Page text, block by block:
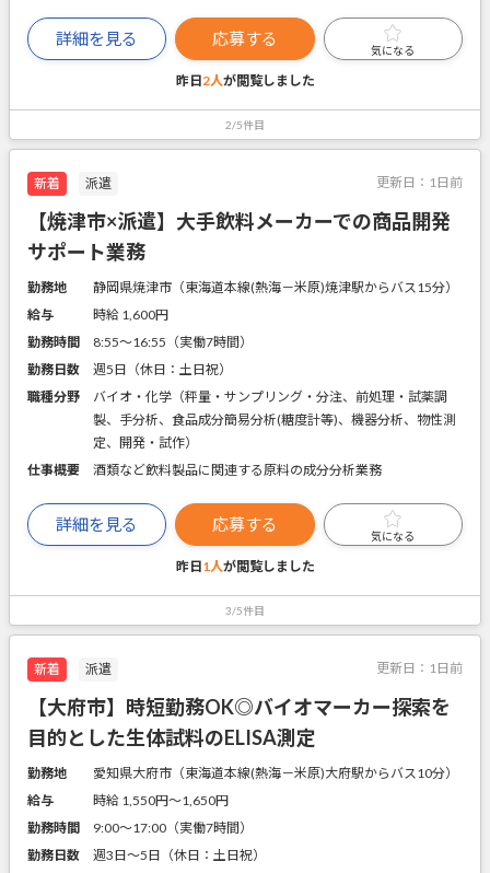
詳細を見る 応募する
気になる
昨日2人が閲覧しました
2/5件目
新着 派遣 更新日： 1日前
【焼津市×派遣】大手飲料メーカーでの商品開発
サポート業務
勤務地
静岡県焼津市（東海道本線(熱海－米原)焼津駅からバス15分）
給与
時給 1,600円
勤務時間
8:55～16:55（実働7時間）
勤務日数
週5日（休日：土日祝）
職種分野
バイオ・化学（秤量・サンプリング・分注、前処理・試薬調
製、手分析、食品成分簡易分析(糖度計等)、機器分析、物性測
定、開発・試作）
仕事概要
酒類など飲料製品に関連する原料の成分分析業務
詳細を見る 応募する
気になる
昨日1人が閲覧しました
3/5件目
新着 派遣 更新日： 1日前
【大府市】時短勤務OK◎バイオマーカー探索を
目的とした生体試料のELISA測定
勤務地
愛知県大府市（東海道本線(熱海－米原)大府駅からバス10分）
給与
時給 1,550円〜1,650円
勤務時間
9:00～17:00（実働7時間）
勤務日数
週3日～5日（休日：土日祝）